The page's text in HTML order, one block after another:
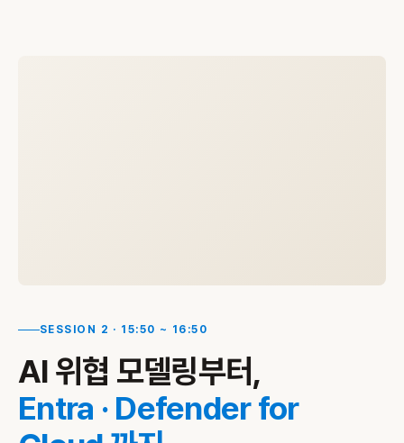
SESSION 2 · 15:50 ~ 16:50
AI 위협 모델링부터,
Entra · Defender for